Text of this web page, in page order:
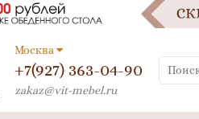
Москва
+7(927) 363-04-90
zakaz@vit-mebel.ru